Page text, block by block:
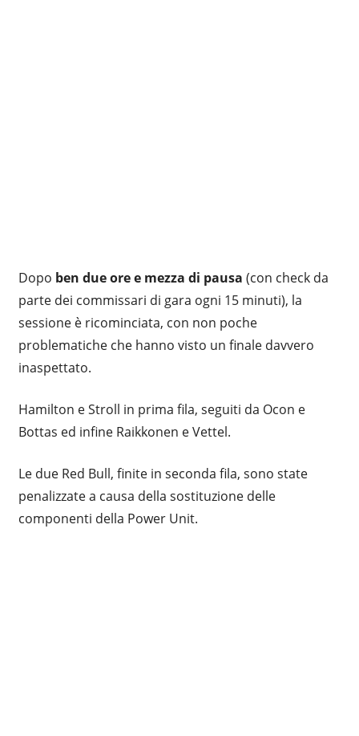
Dopo ben due ore e mezza di pausa (con check da
parte dei commissari di gara ogni 15 minuti), la
sessione è ricominciata, con non poche
problematiche che hanno visto un finale davvero
inaspettato.
Hamilton e Stroll in prima fila, seguiti da Ocon e
Bottas ed infine Raikkonen e Vettel.
Le due Red Bull, finite in seconda fila, sono state
penalizzate a causa della sostituzione delle
componenti della Power Unit.